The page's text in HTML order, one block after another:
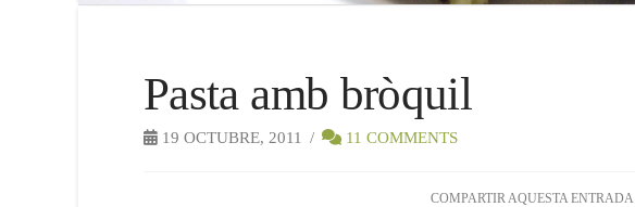
Pasta amb bròquil
19 OCTUBRE, 2011 11 COMMENTS
COMPARTIR AQUESTA ENTRADA